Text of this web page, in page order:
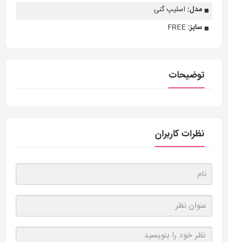
مدل: اسلیپ گنی
سایز: FREE
توضیحات
نظرات کاربران